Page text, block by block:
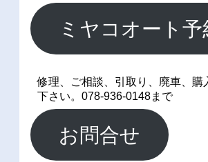
ミヤコオート
修理、ご相談、引取り、廃車、
下さい。078-936-0148まで
お問合せ